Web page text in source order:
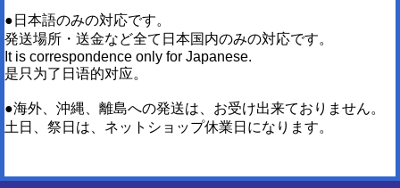
●日本語のみの対応です。
発送場所・送金など全て日本国内のみの対応です。
It is correspondence only for Japanese.
是只为了日语的对应。
●海外、沖縄、離島への発送は、お受け出来ておりません。
土日、祭日は、ネットショップ休業日になります。